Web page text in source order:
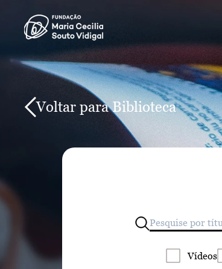
Voltar para Biblioteca
Vídeos